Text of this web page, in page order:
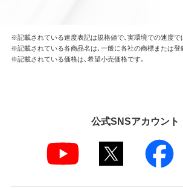
※記載されている速度表記は規格値で、実環境での速度で
※記載されている各商品名は、一般に各社の商標または登
※記載されている価格は、希望小売価格です。
公式SNSアカウント